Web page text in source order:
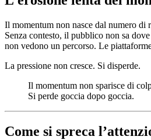
Il momentum non nasce dal numero di
Senza contesto, il pubblico non sa
non vedono un percorso. Le
La pressione non cresce. Si disperde.
Il momentum non sparisce di
Si perde goccia dopo goccia.
Come si spreca